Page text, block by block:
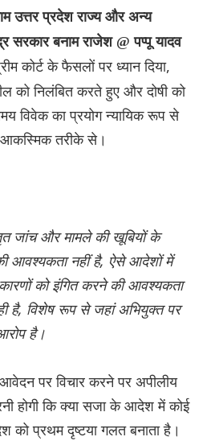
उत्तर प्रदेश राज्य और अन्य
बनाम राजेश @ पप्पू यादव
कोर्ट के फैसलों पर ध्यान दिया,
को निलंबित करते हुए और दोषी को
विवेक का प्रयोग न्यायिक रूप से
आकस्मिक तरीके से।
जांच और मामले की खूबियों के
आवश्यकता नहीं है, ऐसे आदेशों में
को इंगित करने की आवश्यकता
है, विशेष रूप से जहां अभियुक्त पर
है।
पर विचार करने पर अपीलीय
होगी कि क्या सजा के आदेश में कोई
प्रथम दृष्टया गलत बनाता है।